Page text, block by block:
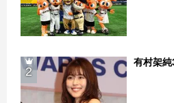
2
有村架